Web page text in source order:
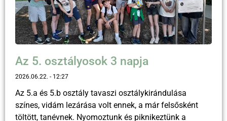
Az 5. osztályosok 3 napja
2026.06.22. 12:27
Az 5.a és 5.b osztály tavaszi osztálykirándulása
színes, vidám lezárása volt ennek, a már felsősként
töltött, tanévnek. Nyomoztunk és piknikeztünk a